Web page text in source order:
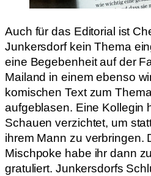
Auch für das Editorial ist
Junkersdorf kein Thema
eine Begebenheit auf der
Mailand in einem ebenso
komischen Text zum
aufgeblasen. Eine Kollegin
Schauen verzichtet, um
ihrem Mann zu verbringen.
Mischpoke habe ihr dann
gratuliert. Junkersdorfs